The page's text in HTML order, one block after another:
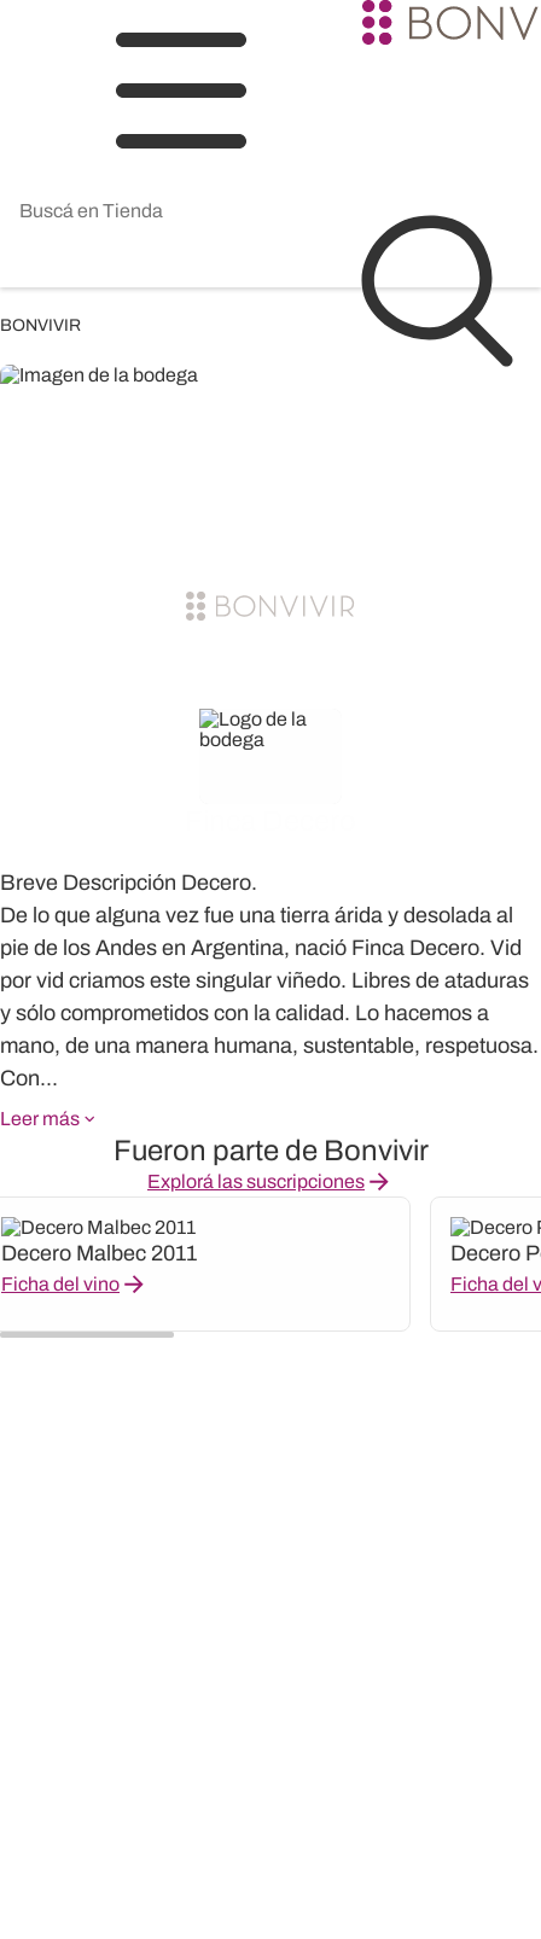
BONVIVIR
Breve Descripción Decero.
De lo que alguna vez fue una tierra árida y desolada al
pie de los Andes en Argentina, nació Finca Decero. Vid
por vid criamos este singular viñedo. Libres de ataduras
y sólo comprometidos con la calidad. Lo hacemos a
mano, de una manera humana, sustentable, respetuosa.
Con...
Leer más
Fueron parte de Bonvivir
Explorá las suscripciones
Decero Malbec 2011
Ficha del vino
Decero
Ficha del